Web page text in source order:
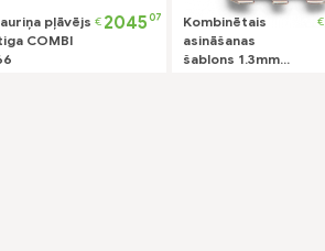
pļāvējs
COMBI
€ 204507
Kombinētais
asināšanas
šablons 1.3mm
€